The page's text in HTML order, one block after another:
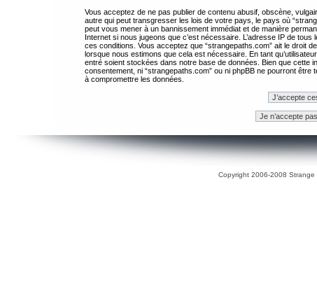
Vous acceptez de ne pas publier de contenu abusif, obscène,
autre qui peut transgresser les lois de votre pays, le pays où
peut vous mener à un bannissement immédiat et de manière
Internet si nous jugeons que c’est nécessaire. L’adresse IP de
ces conditions. Vous acceptez que “strangepaths.com” ait le droit
lorsque nous estimons que cela est nécessaire. En tant
entré soient stockées dans notre base de données. Bien que cette
consentement, ni “strangepaths.com” ou ni phpBB ne pourront
à compromettre les données.
Copyright 2006-2008 Strange